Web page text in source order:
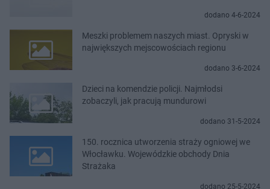
dodano 4-6-2024
Meszki problemem naszych miast. Opryski w
największych mejscowościach regionu
dodano 3-6-2024
Dzieci na komendzie policji. Najmłodsi
zobaczyli, jak pracują mundurowi
dodano 31-5-2024
150. rocznica utworzenia straży ogniowej we
Włocławku. Wojewódzkie obchody Dnia
Strażaka
dodano 25-5-2024